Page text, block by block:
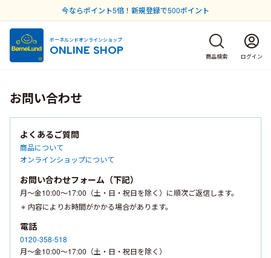
今ならポイント5倍！新規登録で500ポイント
ボーネルンドオンラインショップ
ONLINE SHOP 商品検索 ログイン
お問い合わせ
よくあるご質問
商品について
オンラインショップについて
お問い合わせフォーム（下記）
月〜金10:00〜17:00（土・日・祝日を除く）に順次ご返信します。
内容によりお時間がかかる場合があります。
電話
0120-358-518
月〜金10:00〜17:00（土・日・祝日を除く）